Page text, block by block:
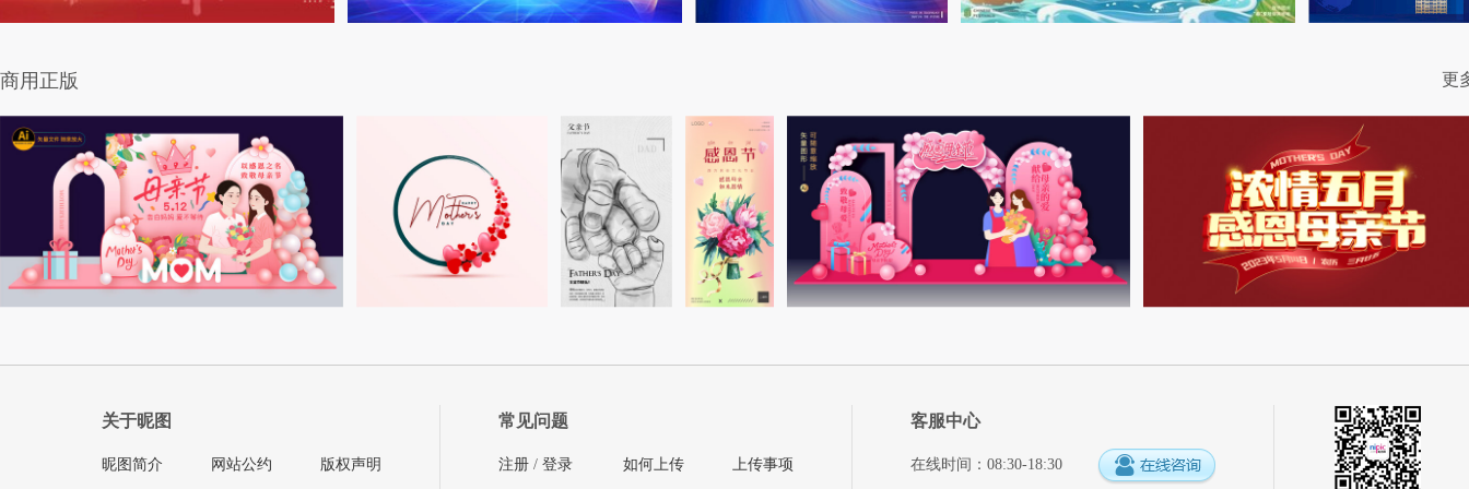
商用正版 更
关于昵图
昵图简介
网站公约
版权声明
常见问题
注册 / 登录
如何上传
上传事项
客服中心
在线时间：08:30-18:30